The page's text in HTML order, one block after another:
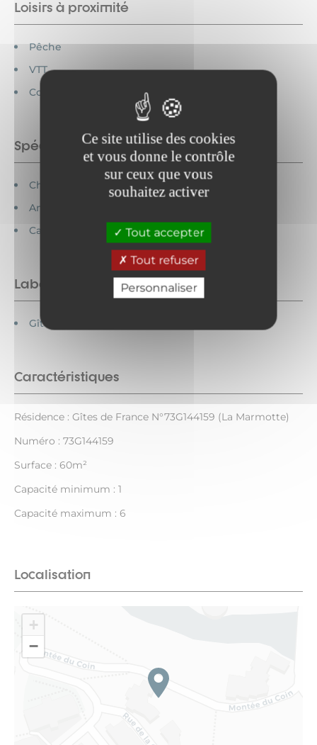
Ce site utilise des cookies
et vous donne le contrôle
sur ceux que vous
souhaitez activer
Tout accepter
Tout refuser
Personnaliser
Loisirs à proximité
Pêche
VTT
Commerces
Spécificités
Chèques vacances acceptés
Animaux interdits
Cartes bancaires acceptées
Labels
Gîtes de France
Caractéristiques
Résidence : Gîtes de France N°73G144159 (La Marmotte)
Numéro : 73G144159
Surface : 60m²
Capacité minimum : 1
Capacité maximum : 6
Localisation
+
−